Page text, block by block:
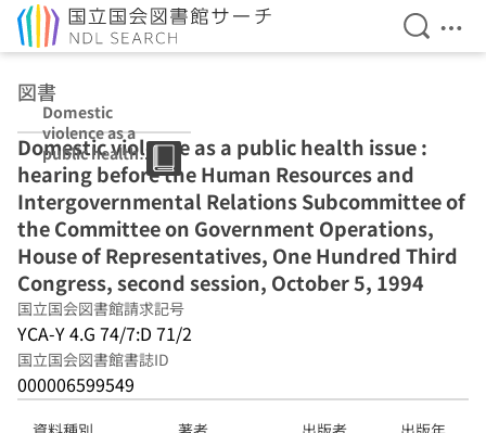
検索を
メ
図書
Domestic
violence as a
public health
issue : hearing
before the
Human
Resources and
Intergovernmen
tal Relations
Subcommittee
of the
Committee on
Government
Operations,
House of
Representatives
Domestic violence as a public health issue :
hearing before the Human Resources and
Intergovernmental Relations Subcommittee of
the Committee on Government Operations,
House of Representatives, One Hundred Third
Congress, second session, October 5, 1994
国立国会図書館請求記号
YCA-Y 4.G 74/7:D 71/2
国立国会図書館書誌ID
000006599549